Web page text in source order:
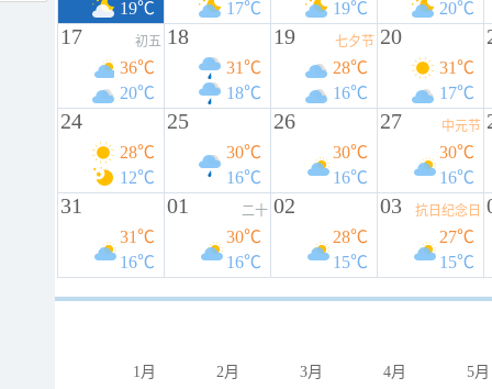
19℃
17℃
19℃
20℃
17 初五
36℃
20℃
18
31℃
18℃
19 七夕节
28℃
16℃
20
31℃
17℃
24
28℃
12℃
25
30℃
16℃
26
30℃
16℃
27 中元节
30℃
16℃
31
31℃
16℃
01 二十
30℃
16℃
02
28℃
15℃
03 抗日纪念日
27℃
15℃
1月 2月 3月 4月 5月